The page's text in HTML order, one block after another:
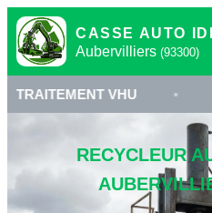
CASSE AUTO
Aubervilliers (93300)
VHU • CASSE
RECYCLEUR